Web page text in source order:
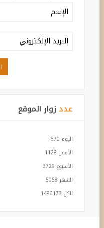
عدد زوار الموقع
اليوم 870
الأمس 1128
الأسبوع 3729
الشهر 5058
الكل 1486173